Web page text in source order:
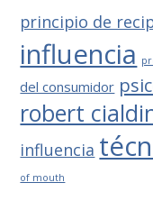
principio de
influencia
del consumidor
robert
influencia
of mouth